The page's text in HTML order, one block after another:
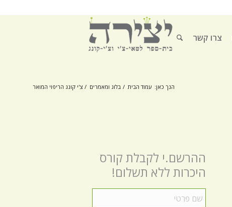
צרו קשר
הנך כאן: עמוד הבית / בלוג ומאמרים / צ'י קונג הריפוי המואר
ההרשם.י לקבלת קורס
היכרות ללא תשלום!
פרטי
*